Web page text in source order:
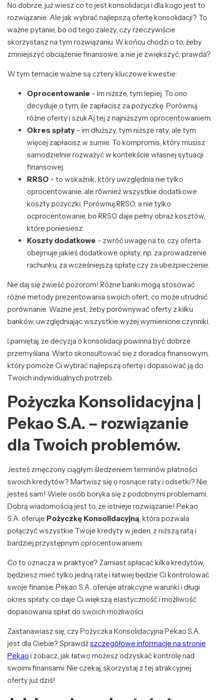
No dobrze, już wiesz co to jest konsolidacja i dla kogo jest to
rozwiązanie. Ale jak wybrać najlepszą ofertę konsolidacji? To
ważne pytanie, bo od tego zależy, czy rzeczywiście
skorzystasz na tym rozwiązaniu. W końcu chodzi o to, żeby
zmniejszyć obciążenie finansowe, a nie je zwiększyć, prawda?
W tym temacie ważne są cztery kluczowe kwestie:
Oprocentowanie – im niższe, tym lepiej. To ono
decyduje o tym, ile zapłacisz za pożyczkę. Porównuj
różne oferty i szukAj tej z najniższym oprocentowaniem.
Okres spłaty – im dłuższy, tym niższe raty, ale tym
więcej zapłacisz w sumie. To kompromis, który musisz
samodzielnie rozważyć w kontekście własnej sytuacji
finansowej.
RRSO – to wskaźnik, który uwzględnia nie tylko
oprocentowanie, ale również wszystkie dodatkowe
koszty pożyczki. Porównuj RRSO, a nie tylko
ocprocentowanie, bo RRSO daje pełny obraz kosztów,
które poniesiesz.
Koszty dodatkowe – zwróć uwagę na to, czy oferta
obejmuje jakieś dodatkowe opłaty, np. za prowadzenie
rachunku, za wcześniejszą spłatę czy za ubezpieczenie.
Nie daj się zwieść pozorom! Różne banki mogą stosować
różne metody prezentowania swoich ofert, co może utrudnić
porównanie. Ważne jest, żeby porównywać oferty z kilku
banków, uwzględniając wszystkie wyżej wymienione czynniki.
I pamiętaj, że decyzja o konsolidacji powinna być dobrze
przemyślana. Warto skonsultować się z doradcą finansowym,
który pomoże Ci wybrać najlepszą ofertę i dopasować ją do
Twoich indywidualnych potrzeb.
Pożyczka Konsolidacyjna |
Pekao S.A. – rozwiązanie
dla Twoich problemów.
Jesteś zmęczony ciągłym śledzeniem terminów płatności
swoich kredytów? Martwisz się o rosnące raty i odsetki? Nie
jesteś sam! Wiele osób boryka się z podobnymi problemami.
Dobrą wiadomością jest to, że istnieje rozwiązanie! Pekao
S.A. oferuje Pożyczkę Konsolidacyjną, która pozwala
połączyć wszystkie Twoje kredyty w jeden, z niższą ratą i
bardziej przystępnym oprocentowaniem.
Co to oznacza w praktyce? Zamiast spłacać kilka kredytów,
będziesz mieć tylko jedną ratę i łatwiej będzie Ci kontrolować
swoje finanse. Pekao S.A. oferuje atrakcyjne warunki i długi
okres spłaty, co daje Ci większą elastyczność i możliwość
dopasowania spłat do swoich możliwości.
Zastanawiasz się, czy Pożyczka Konsolidacyjna Pekao S.A.
jest dla Ciebie? Sprawdźszczegółowe informacje na stronie
Pekao i zobacz, jak łatwo możesz odzyskać kontrolę nad
swoimi finansami. Nie czekaj, skorzystaj z tej atrakcyjnej
oferty już dziś!